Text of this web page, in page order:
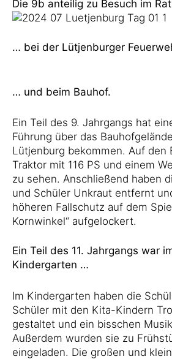
Die 9b anteilig zu Besuch im
… bei der Lütjenburger
… und beim Bauhof.
Ein Teil des 9. Jahrgangs hat
Führung über das
Lütjenburg bekommen. Auf den
Traktor mit 116 PS und einem
zu sehen. Anschließend haben
und Schüler Unkraut entfernt
höheren Fallschutz auf dem
Kornwinkel“ aufgelockert.
Ein Teil des 11. Jahrgangs war
Kindergarten …
Im Kindergarten haben die
Schüler mit den Kita-Kindern
gestaltet und ein bisschen
Außerdem wurden sie zu
eingeladen. Die großen und